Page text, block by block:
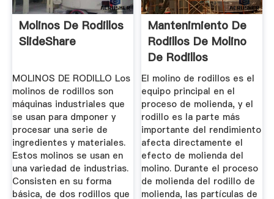
Molinos De Rodillos
SlideShare
MOLINOS DE RODILLO Los
molinos de rodillos son
máquinas industriales que
se usan para dmponer y
procesar una serie de
ingredientes y materiales.
Estos molinos se usan en
una variedad de industrias.
Consisten en su forma
básica, de dos rodillos que
Mantenimiento De
Rodillos De Molino
De Rodillos
El molino de rodillos es el
equipo principal en el
proceso de molienda, y el
rodillo es la parte más
importante del rendimiento
afecta directamente el
efecto de molienda del
molino. Durante el proceso
de molienda del rodillo de
molienda, las partículas de